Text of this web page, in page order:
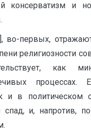
консерватизм и
во-первых,
религиозности
как
процессах.
и в политическом
спад, и, напротив,